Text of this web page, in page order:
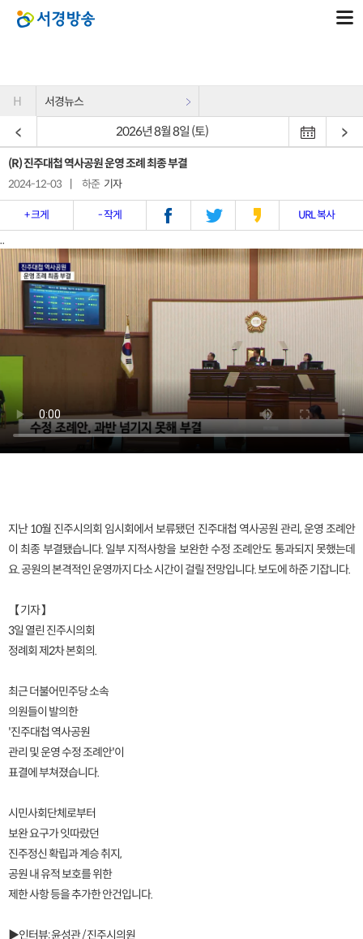
H 서경뉴스
2026년 8월 8일 (토)
(R) 진주대첩 역사공원 운영 조례 최종 부결
2024-12-03 하준 기자
+ 크게 - 작게 URL 복사
..
지난 10월 진주시의회 임시회에서 보류됐던 진주대첩 역사공원 관리, 운영 조례안
이 최종 부결됐습니다. 일부 지적사항을 보완한 수정 조례안도 통과되지 못했는데
요. 공원의 본격적인 운영까지 다소 시간이 걸릴 전망입니다. 보도에 하준 기잡니다.
【 기자 】
3일 열린 진주시의회
정례회 제2차 본회의.
최근 더불어민주당 소속
의원들이 발의한
'진주대첩 역사공원
관리 및 운영 수정 조례안'이
표결에 부쳐졌습니다.
시민사회단체로부터
보완 요구가 잇따랐던
진주정신 확립과 계승 취지,
공원 내 유적 보호를 위한
제한 사항 등을 추가한 안건입니다.
▶인터뷰: 윤성관 / 진주시의원